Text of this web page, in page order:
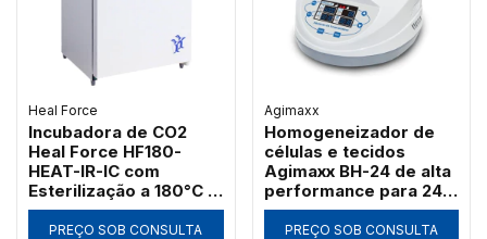
Heal Force
Incubadora de CO2
Heal Force HF180-
HEAT-IR-IC com
Esterilização a 180°C e
Sensor IR
PREÇO SOB CONSULTA
Agimaxx
Homogeneizador de
células e tecidos
Agimaxx BH-24 de alta
performance para 24
tubos
PREÇO SOB CONSULTA